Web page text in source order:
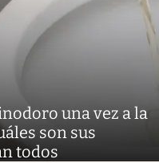
una vez a la
son sus
todos